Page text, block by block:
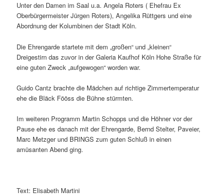
Unter den Damen im Saal u.a. Angela Roters ( Ehefrau Ex
Oberbürgermeister Jürgen Roters), Angelika Rüttgers und eine
Abordnung der Kolumbinen der Stadt Köln.
Die Ehrengarde startete mit dem „großen“ und „kleinen“
Dreigestirn das zuvor in der Galeria Kaufhof Köln Hohe Straße für
eine guten Zweck „aufgewogen“ worden war.
Guido Cantz brachte die Mädchen auf richtige Zimmertemperatur
ehe die Bläck Fööss die Bühne stürmten.
Im weiteren Programm Martin Schopps und die Höhner vor der
Pause ehe es danach mit der Ehrengarde, Bernd Stelter, Paveier,
Marc Metzger und BRINGS zum guten Schluß in einen
amüsanten Abend ging.
Text: Elisabeth Martini